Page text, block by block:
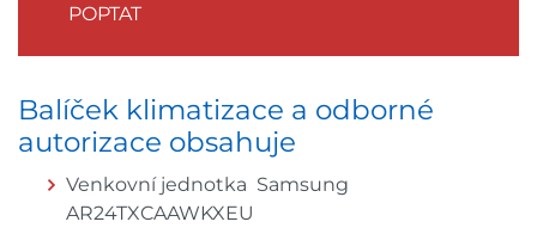
POPTAT
Balíček klimatizace a odborné
autorizace obsahuje
Venkovní jednotka Samsung
AR24TXCAAWKXEU